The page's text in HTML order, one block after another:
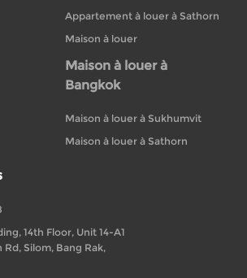
Appartement à louer à Sathorn
Maison à louer
Maison à louer à
Bangkok
Maison à louer à Sukhumvit
Maison à louer à Sathorn
14th Floor, Unit 14-A1
Silom, Bang Rak,